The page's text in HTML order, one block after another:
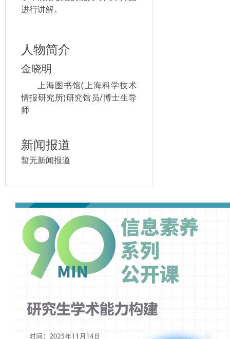
进行讲解。
人物简介
金晓明
上海图书馆(上海科学技术
情报研究所)研究馆员/博士生导
师
新闻报道
暂无新闻报道